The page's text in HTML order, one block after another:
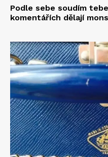
Podle sebe soudím
komentářích dělají